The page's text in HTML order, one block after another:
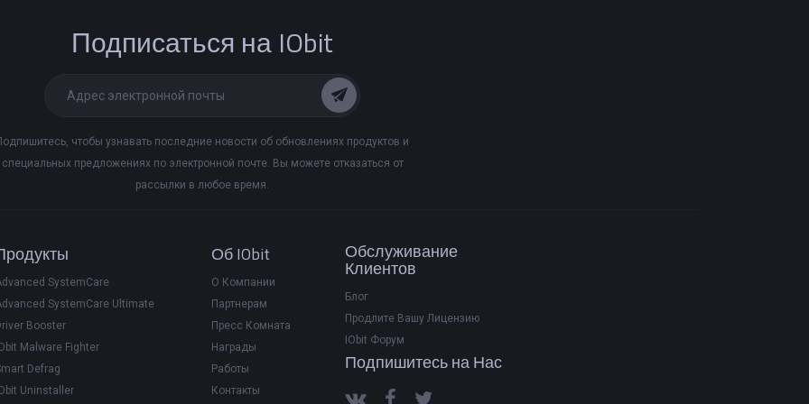
Подписаться на IObit
чтобы узнавать последние новости об обновлениях продуктов и
специальных предложениях по электронной почте. Вы можете отказаться от
рассылки в любое время.
SystemCare
SystemCare Ultimate
Booster
Malware Fighter
Defrag
Uninstaller
Об IObit
О Компании
Партнерам
Пресс Комната
Награды
Работы
Контакты
Обслуживание
Клиентов
Блог
Продлите Вашу Лицензию
IObit Форум
Подпишитесь на Нас